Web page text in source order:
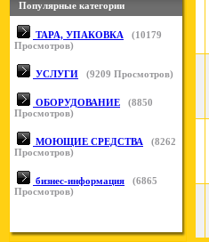
Популярные категории
ТАРА, УПАКОВКА (10179
Просмотров)
УСЛУГИ (9209 Просмотров)
ОБОРУДОВАНИЕ (8850
Просмотров)
МОЮЩИЕ СРЕДСТВА (8262
Просмотров)
бизнес-информация (6865
Просмотров)